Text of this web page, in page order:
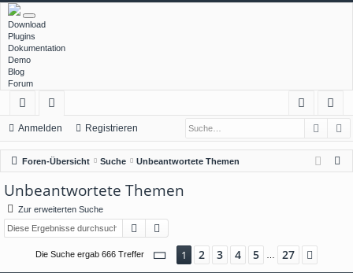
Download
Plugins
Dokumentation
Demo
Blog
Forum
ch
ne
llz
ug
rif
or
en
m
el
ist
rie
Anmelden Registrieren
Foren-Übersicht Suche Unbeantwortete Themen
Unbeantwortete Themen
Zur erweiterten Suche
Suche
Die Suche ergab 666 Treffer Seite 1 von 27
1 2 3 4 5 27